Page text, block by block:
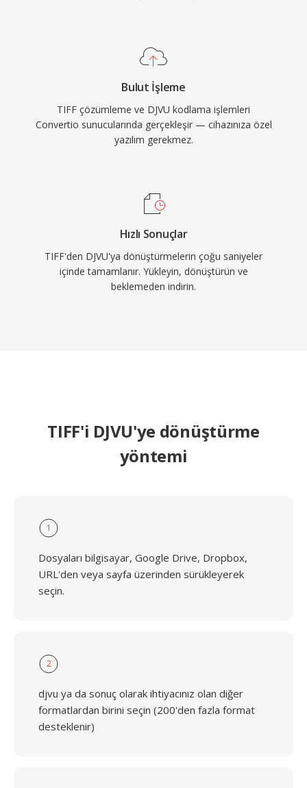
Bulut İşleme
TIFF çözümleme ve DJVU kodlama işlemleri
Convertio sunucularında gerçekleşir — cihazınıza özel
yazılım gerekmez.
Hızlı Sonuçlar
TIFF'den DJVU'ya dönüştürmelerin çoğu saniyeler
içinde tamamlanır. Yükleyin, dönüştürün ve
beklemeden indirin.
TIFF'i DJVU'ye dönüştürme
yöntemi
1
Dosyaları bilgisayar, Google Drive, Dropbox,
URL'den veya sayfa üzerinden sürükleyerek
seçin.
2
djvu ya da sonuç olarak ihtiyacınız olan diğer
formatlardan birini seçin (200'den fazla format
desteklenir)